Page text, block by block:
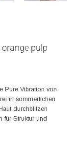
pulp
Pure Vibration von
in sommerlichen
durchblitzen
für Struktur und